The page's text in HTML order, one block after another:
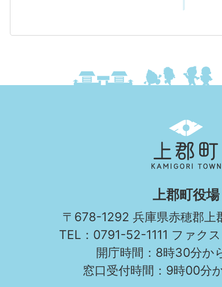
郡
町
KAMIGORI
TOWN
上郡町役場
〒678-1292 兵庫県赤穂郡上
TEL：0791-52-1111 ファク
開庁時間：8時30分か
窓口受付時間：9時00分